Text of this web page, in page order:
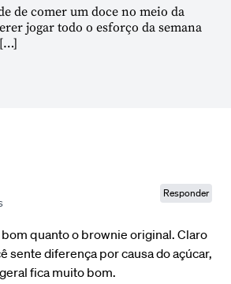
de comer um doce no meio da
jogar todo o esforço da semana
Responder
bom quanto o brownie original. Claro
sente diferença por causa do açúcar,
fica muito bom.